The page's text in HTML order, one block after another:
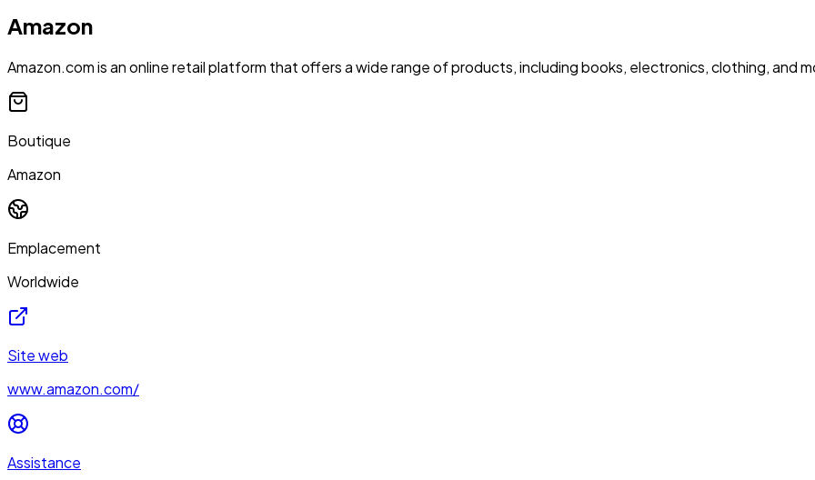
Amazon
Amazon.com is an online retail platform that offers a wide range of products, including books, electronics, clothing, and
Boutique
Amazon
Emplacement
Worldwide
Site web
www.amazon.com/
Assistance